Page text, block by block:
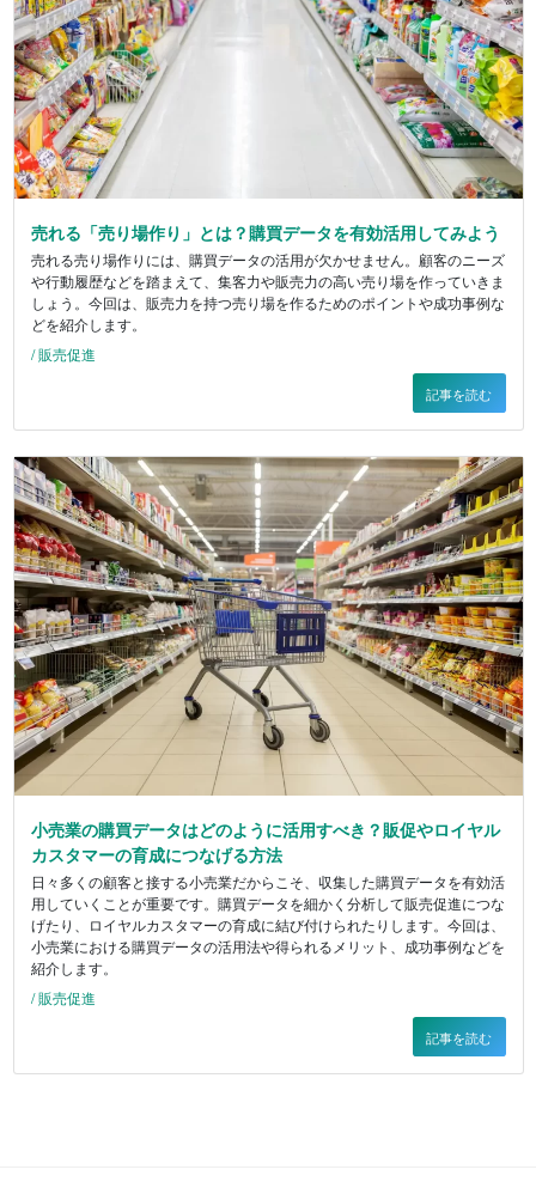
売れる「売り場作り」とは？購買データを有効活用してみよう
売れる売り場作りには、購買データの活用が欠かせません。顧客のニーズ
や行動履歴などを踏まえて、集客力や販売力の高い売り場を作っていきま
しょう。今回は、販売力を持つ売り場を作るためのポイントや成功事例な
どを紹介します。
/ 販売促進
記事を読む
小売業の購買データはどのように活用すべき？販促やロイヤル
カスタマーの育成につなげる方法
日々多くの顧客と接する小売業だからこそ、収集した購買データを有効活
用していくことが重要です。購買データを細かく分析して販売促進につな
げたり、ロイヤルカスタマーの育成に結び付けられたりします。今回は、
小売業における購買データの活用法や得られるメリット、成功事例などを
紹介します。
/ 販売促進
記事を読む